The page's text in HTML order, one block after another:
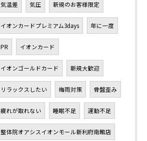
気温差 気圧 新規のお客様限定
イオンカードプレミアム3days 年に一度
PR イオンカード
イオンゴールドカード 新規大歓迎
リラックスしたい 梅雨対策 骨盤歪み
疲れが取れない 睡眠不足 運動不足
整体院オアシスイオンモール新利府南館店